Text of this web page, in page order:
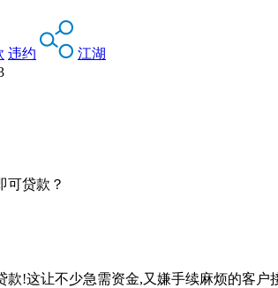
违约
江湖
可贷款？
这让不少急需资金,又嫌手续麻烦的客户